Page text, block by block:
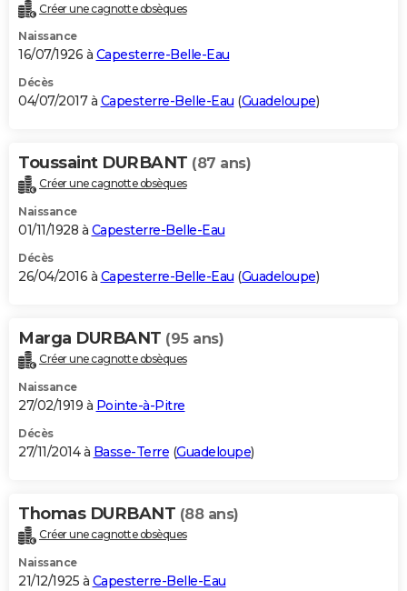
Créer une cagnotte obsèques
Naissance
16/07/1926 à Capesterre-Belle-Eau
Décès
04/07/2017 à Capesterre-Belle-Eau (Guadeloupe)
Toussaint DURBANT (87 ans)
Créer une cagnotte obsèques
Naissance
01/11/1928 à Capesterre-Belle-Eau
Décès
26/04/2016 à Capesterre-Belle-Eau (Guadeloupe)
Marga DURBANT (95 ans)
Créer une cagnotte obsèques
Naissance
27/02/1919 à Pointe-à-Pitre
Décès
27/11/2014 à Basse-Terre (Guadeloupe)
Thomas DURBANT (88 ans)
Créer une cagnotte obsèques
Naissance
21/12/1925 à Capesterre-Belle-Eau